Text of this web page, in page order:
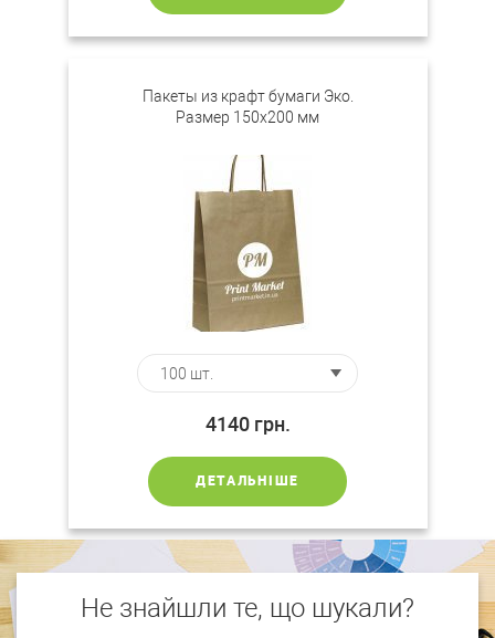
Пакеты из крафт бумаги Эко.
Размер 150х200 мм
4140 грн.
ДЕТАЛЬНІШЕ
Не знайшли те, що шукали?